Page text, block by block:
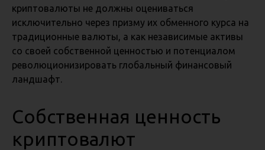
криптовалюты не должны оцениваться
исключительно через призму их обменного курса на
традиционные валюты, а как независимые активы
со своей собственной ценностью и потенциалом
революционизировать глобальный финансовый
ландшафт.
Собственная ценность
криптовалют